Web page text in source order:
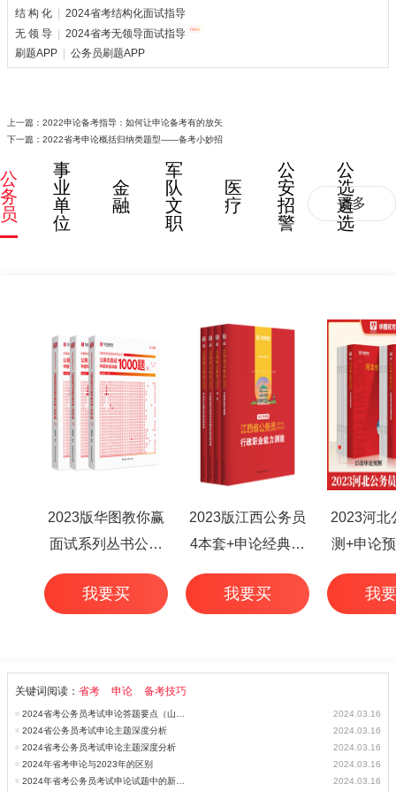
结 构 化
2024省考结构化面试指导
无 领 导
2024省考无领导面试指导
刷题APP
公务员刷题APP
上一篇： 2022申论备考指导：如何让申论备考有的放矢
下一篇： 2022省考申论概括归纳类题型——备考小妙招
公
务
员
事
业
单
位
金
融
军
队
文
职
医
疗
公
安
招
警
公
选
遴
选
更多
2023版华图教你赢
面试系列丛书公务
员面试华图专家详
解1000题（3本
我要买
2023版江西公务员
4本套+申论经典范
文50篇+行测高频考
点 6本
我要买
2023河北
测+申论
本
我
关键词阅读： 省考 申论 备考技巧
2024.03.16
2024省公务员考试申论主题深度分析
2024.03.16
2024省考公务员考试申论主题深度分析
2024.03.16
2024年省考申论与2023年的区别
2024.03.16
2024.03.16